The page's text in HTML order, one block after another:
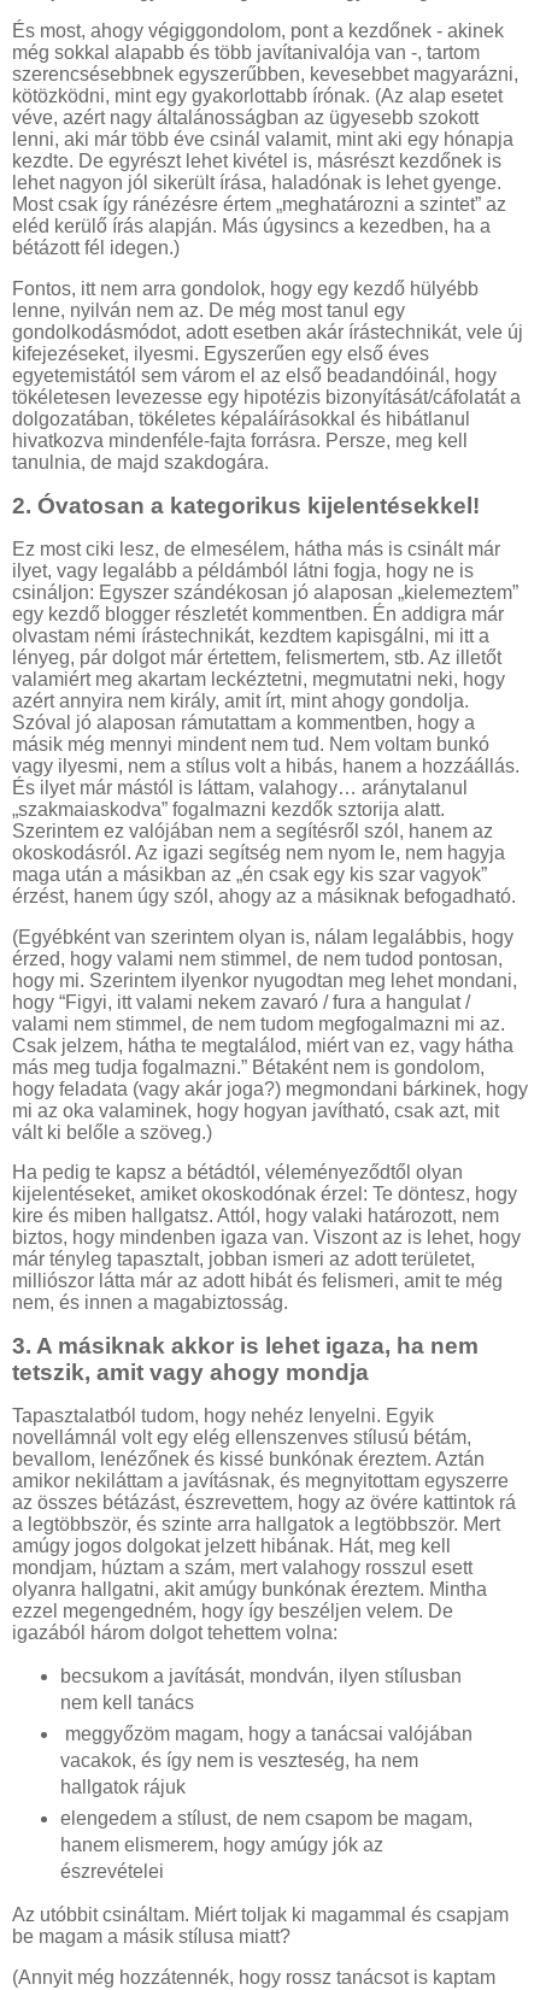
És most, ahogy végiggondolom, pont a kezdőnek - akinek
még sokkal alapabb és több javítanivalója van -, tartom
szerencsésebbnek egyszerűbben, kevesebbet magyarázni,
kötözködni, mint egy gyakorlottabb írónak. (Az alap esetet
véve, azért nagy általánosságban az ügyesebb szokott
lenni, aki már több éve csinál valamit, mint aki egy hónapja
kezdte. De egyrészt lehet kivétel is, másrészt kezdőnek is
lehet nagyon jól sikerült írása, haladónak is lehet gyenge.
Most csak így ránézésre értem „meghatározni a szintet” az
eléd kerülő írás alapján. Más úgysincs a kezedben, ha a
bétázott fél idegen.)
Fontos, itt nem arra gondolok, hogy egy kezdő hülyébb
lenne, nyilván nem az. De még most tanul egy
gondolkodásmódot, adott esetben akár írástechnikát, vele új
kifejezéseket, ilyesmi. Egyszerűen egy első éves
egyetemistától sem várom el az első beadandóinál, hogy
tökéletesen levezesse egy hipotézis bizonyítását/cáfolatát a
dolgozatában, tökéletes képaláírásokkal és hibátlanul
hivatkozva mindenféle-fajta forrásra. Persze, meg kell
tanulnia, de majd szakdogára.
2. Óvatosan a kategorikus kijelentésekkel!
Ez most ciki lesz, de elmesélem, hátha más is csinált már
ilyet, vagy legalább a példámból látni fogja, hogy ne is
csináljon: Egyszer szándékosan jó alaposan „kielemeztem”
egy kezdő blogger részletét kommentben. Én addigra már
olvastam némi írástechnikát, kezdtem kapisgálni, mi itt a
lényeg, pár dolgot már értettem, felismertem, stb. Az illetőt
valamiért meg akartam leckéztetni, megmutatni neki, hogy
azért annyira nem király, amit írt, mint ahogy gondolja.
Szóval jó alaposan rámutattam a kommentben, hogy a
másik még mennyi mindent nem tud. Nem voltam bunkó
vagy ilyesmi, nem a stílus volt a hibás, hanem a hozzáállás.
És ilyet már mástól is láttam, valahogy… aránytalanul
„szakmaiaskodva” fogalmazni kezdők sztorija alatt.
Szerintem ez valójában nem a segítésről szól, hanem az
okoskodásról. Az igazi segítség nem nyom le, nem hagyja
maga után a másikban az „én csak egy kis szar vagyok”
érzést, hanem úgy szól, ahogy az a másiknak befogadható.
(Egyébként van szerintem olyan is, nálam legalábbis, hogy
érzed, hogy valami nem stimmel, de nem tudod pontosan,
hogy mi. Szerintem ilyenkor nyugodtan meg lehet mondani,
hogy “Figyi, itt valami nekem zavaró / fura a hangulat /
valami nem stimmel, de nem tudom megfogalmazni mi az.
Csak jelzem, hátha te megtalálod, miért van ez, vagy hátha
más meg tudja fogalmazni.” Bétaként nem is gondolom,
hogy feladata (vagy akár joga?) megmondani bárkinek, hogy
mi az oka valaminek, hogy hogyan javítható, csak azt, mit
vált ki belőle a szöveg.)
Ha pedig te kapsz a bétádtól, véleményeződtől olyan
kijelentéseket, amiket okoskodónak érzel: Te döntesz, hogy
kire és miben hallgatsz. Attól, hogy valaki határozott, nem
biztos, hogy mindenben igaza van. Viszont az is lehet, hogy
már tényleg tapasztalt, jobban ismeri az adott területet,
milliószor látta már az adott hibát és felismeri, amit te még
nem, és innen a magabiztosság.
3. A másiknak akkor is lehet igaza, ha nem
tetszik, amit vagy ahogy mondja
Tapasztalatból tudom, hogy nehéz lenyelni. Egyik
novellámnál volt egy elég ellenszenves stílusú bétám,
bevallom, lenézőnek és kissé bunkónak éreztem. Aztán
amikor nekiláttam a javításnak, és megnyitottam egyszerre
az összes bétázást, észrevettem, hogy az övére kattintok rá
a legtöbbször, és szinte arra hallgatok a legtöbbször. Mert
amúgy jogos dolgokat jelzett hibának. Hát, meg kell
mondjam, húztam a szám, mert valahogy rosszul esett
olyanra hallgatni, akit amúgy bunkónak éreztem. Mintha
ezzel megengedném, hogy így beszéljen velem. De
igazából három dolgot tehettem volna:
becsukom a javítását, mondván, ilyen stílusban
nem kell tanács
meggyőzöm magam, hogy a tanácsai valójában
vacakok, és így nem is veszteség, ha nem
hallgatok rájuk
elengedem a stílust, de nem csapom be magam,
hanem elismerem, hogy amúgy jók az
észrevételei
Az utóbbit csináltam. Miért toljak ki magammal és csapjam
be magam a másik stílusa miatt?
(Annyit még hozzátennék, hogy rossz tanácsot is kaptam